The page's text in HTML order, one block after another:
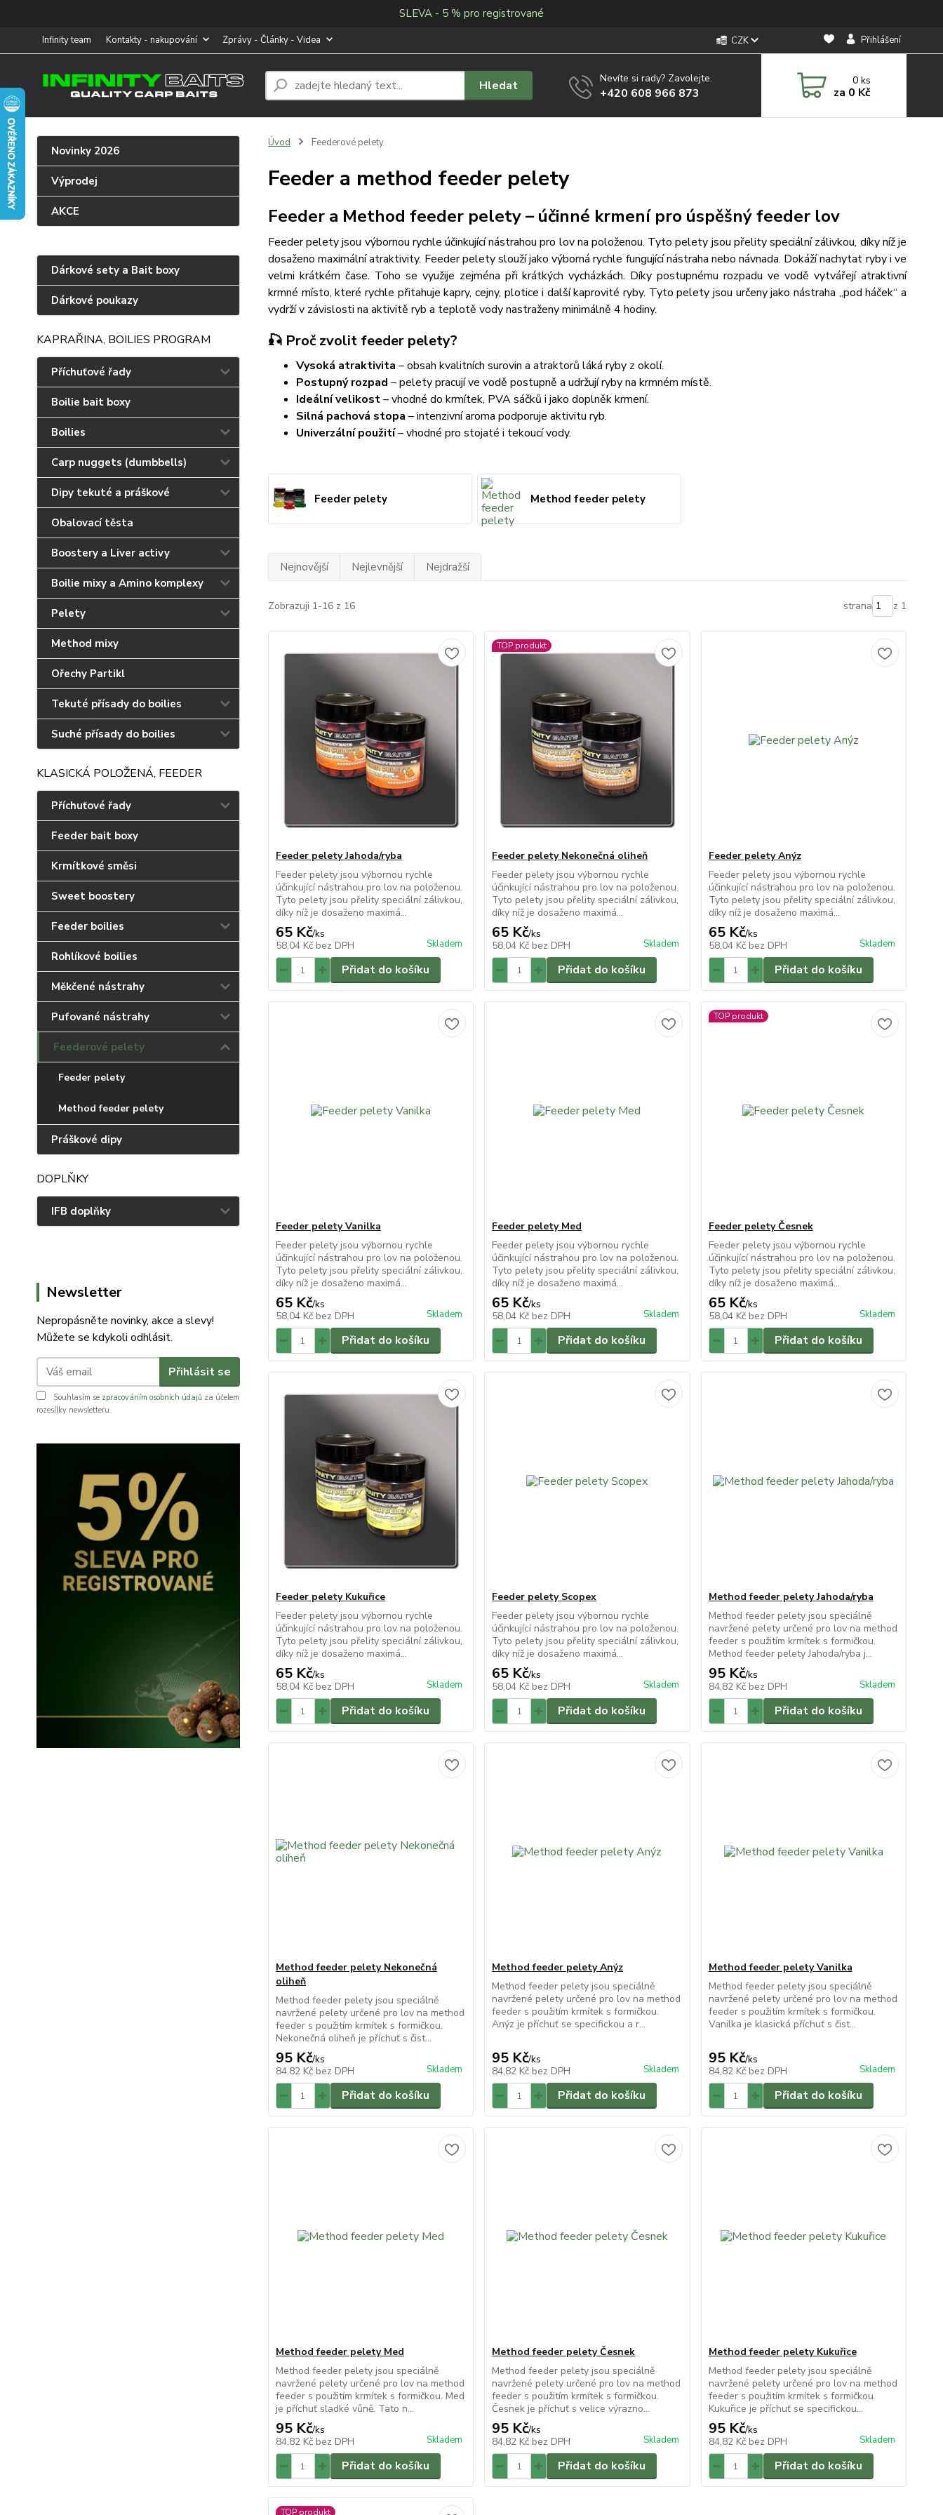
SLEVA - 5 % pro registrované
Infinity team Kontakty - nakupování Zprávy - Články - Videa CZK Přihlášení
Hledat Nevíte si rady? Zavolejte.
+420 608 966 873
0ks
za 0 Kč
Novinky 2026
Výprodej
AKCE
Dárkové sety a Bait boxy
Dárkové poukazy
KAPRAŘINA, BOILIES PROGRAM
Příchuťové řady
Boilie bait boxy
Boilies
Carp nuggets (dumbbells)
Dipy tekuté a práškové
Obalovací těsta
Boostery a Liver activy
Boilie mixy a Amino komplexy
Pelety
Method mixy
Ořechy Partikl
Tekuté přísady do boilies
Suché přísady do boilies
KLASICKÁ POLOŽENÁ, FEEDER
Příchuťové řady
Feeder bait boxy
Krmítkové směsi
Sweet boostery
Feeder boilies
Rohlíkové boilies
Měkčené nástrahy
Pufované nástrahy
Feederové pelety
Feeder pelety
Method feeder pelety
Práškové dipy
DOPLŇKY
IFB doplňky
Newsletter
Nepropásněte novinky, akce a slevy!
Můžete se kdykoli odhlásit.
Přihlásit se
Souhlasím se zpracováním osobních údajů za účelem
rozesílky newsletteru.
Úvod Feederové pelety
Feeder a method feeder pelety
Feeder a Method feeder pelety – účinné krmení pro úspěšný feeder lov
Feeder pelety jsou výbornou rychle účinkující nástrahou pro lov na položenou. Tyto pelety jsou přelity speciální zálivkou, díky níž je
dosaženo maximální atraktivity. Feeder pelety slouží jako výborná rychle fungující nástraha nebo návnada. Dokáží nachytat ryby i ve
velmi krátkém čase. Toho se využije zejména při krátkých vycházkách. Díky postupnému rozpadu ve vodě vytvářejí atraktivní
krmné místo, které rychle přitahuje kapry, cejny, plotice i další kaprovité ryby. Tyto pelety jsou určeny jako nástraha „pod háček“ a
vydrží v závislosti na aktivitě ryb a teplotě vody nastraženy minimálně 4 hodiny.
🎣 Proč zvolit feeder pelety?
Vysoká atraktivita – obsah kvalitních surovin a atraktorů láká ryby z okolí.
Postupný rozpad – pelety pracují ve vodě postupně a udržují ryby na krmném místě.
Ideální velikost– vhodné do krmítek, PVA sáčků i jako doplněk krmení.
Silná pachová stopa – intenzivní aroma podporuje aktivitu ryb.
Univerzální použití– vhodné pro stojaté i tekoucí vody.
Feeder pelety Method feeder pelety
Nejnovější Nejlevnější Nejdražší
Zobrazuji 1-16 z 16 strana z 1
Feeder pelety Jahoda/ryba
Feeder pelety jsou výbornou rychle
účinkující nástrahou pro lov na položenou.
Tyto pelety jsou přelity speciální zálivkou,
díky níž je dosaženo maximá...
65 Kč/ks
58,04 Kč bez DPH Skladem
Přidat do košíku
TOP produkt
Feeder pelety Nekonečná oliheň
Feeder pelety jsou výbornou rychle
účinkující nástrahou pro lov na položenou.
Tyto pelety jsou přelity speciální zálivkou,
díky níž je dosaženo maximá...
65 Kč/ks
58,04 Kč bez DPH Skladem
Přidat do košíku
Feeder pelety Anýz
Feeder pelety jsou výbornou rychle
účinkující nástrahou pro lov na položenou.
Tyto pelety jsou přelity speciální zálivkou,
díky níž je dosaženo maximá...
65 Kč/ks
58,04 Kč bez DPH Skladem
Přidat do košíku
Feeder pelety Vanilka
Feeder pelety jsou výbornou rychle
účinkující nástrahou pro lov na položenou.
Tyto pelety jsou přelity speciální zálivkou,
díky níž je dosaženo maximá...
65 Kč/ks
58,04 Kč bez DPH Skladem
Přidat do košíku
Feeder pelety Med
Feeder pelety jsou výbornou rychle
účinkující nástrahou pro lov na položenou.
Tyto pelety jsou přelity speciální zálivkou,
díky níž je dosaženo maximá...
65 Kč/ks
58,04 Kč bez DPH Skladem
Přidat do košíku
TOP produkt
Feeder pelety Česnek
Feeder pelety jsou výbornou rychle
účinkující nástrahou pro lov na položenou.
Tyto pelety jsou přelity speciální zálivkou,
díky níž je dosaženo maximá...
65 Kč/ks
58,04 Kč bez DPH Skladem
Přidat do košíku
Feeder pelety Kukuřice
Feeder pelety jsou výbornou rychle
účinkující nástrahou pro lov na položenou.
Tyto pelety jsou přelity speciální zálivkou,
díky níž je dosaženo maximá...
65 Kč/ks
58,04 Kč bez DPH Skladem
Přidat do košíku
Feeder pelety Scopex
Feeder pelety jsou výbornou rychle
účinkující nástrahou pro lov na položenou.
Tyto pelety jsou přelity speciální zálivkou,
díky níž je dosaženo maximá...
65 Kč/ks
58,04 Kč bez DPH Skladem
Přidat do košíku
Method feeder pelety Jahoda/ryba
Method feeder pelety jsou speciálně
navržené pelety určené pro lov na method
feeder s použitím krmítek s formičkou.
Method feeder pelety Jahoda/ryba j...
95 Kč/ks
84,82 Kč bez DPH Skladem
Přidat do košíku
Method feeder pelety Nekonečná
oliheň
Method feeder pelety jsou speciálně
navržené pelety určené pro lov na method
feeder s použitím krmítek s formičkou.
Nekonečná oliheň je příchuť s čist...
95 Kč/ks
84,82 Kč bez DPH Skladem
Přidat do košíku
Method feeder pelety Anýz
Method feeder pelety jsou speciálně
navržené pelety určené pro lov na method
feeder s použitím krmítek s formičkou.
Anýz je příchuť se specifickou a r...
95 Kč/ks
84,82 Kč bez DPH Skladem
Přidat do košíku
Method feeder pelety Vanilka
Method feeder pelety jsou speciálně
navržené pelety určené pro lov na method
feeder s použitím krmítek s formičkou.
Vanilka je klasická příchuť s čist...
95 Kč/ks
84,82 Kč bez DPH Skladem
Přidat do košíku
Method feeder pelety Med
Method feeder pelety jsou speciálně
navržené pelety určené pro lov na method
feeder s použitím krmítek s formičkou. Med
je příchuť sladké vůně. Tato n...
95 Kč/ks
84,82 Kč bez DPH Skladem
Přidat do košíku
Method feeder pelety Česnek
Method feeder pelety jsou speciálně
navržené pelety určené pro lov na method
feeder s použitím krmítek s formičkou.
Česnek je příchuť s velice výrazno...
95 Kč/ks
84,82 Kč bez DPH Skladem
Přidat do košíku
Method feeder pelety Kukuřice
Method feeder pelety jsou speciálně
navržené pelety určené pro lov na method
feeder s použitím krmítek s formičkou.
Kukuřice je příchuť se specifickou...
95 Kč/ks
84,82 Kč bez DPH Skladem
Přidat do košíku
TOP produkt